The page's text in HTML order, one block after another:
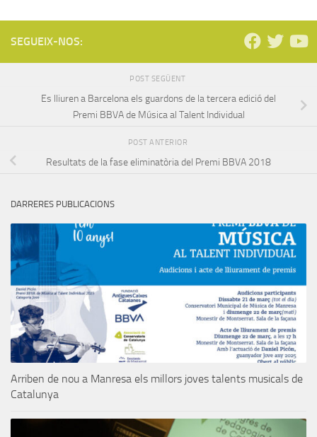
SEGUEIX-NOS:
POST SEGÜENT
Es lliuren a Barcelona els guardons de la tercera edició del
Premi BBVA de Música al Talent Individual
POST ANTERIOR
Resultats de la fase eliminatòria del Premi BBVA 2018
DARRERES PUBLICACIONS
Arriben de nou a Manresa els millors joves talents musicals de
Catalunya